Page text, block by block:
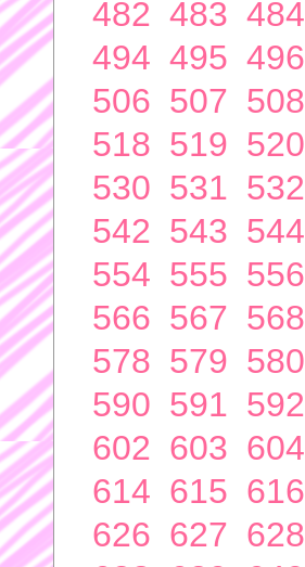
482 483 484
494 495 496
506 507 508
518 519 520
530 531 532
542 543 544
554 555 556
566 567 568
578 579 580
590 591 592
602 603 604
614 615 616
626 627 628